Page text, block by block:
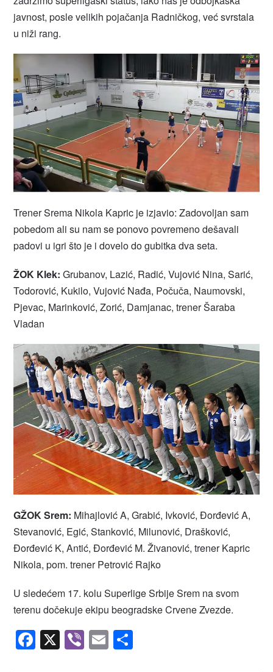
javnost, posle velikih pojačanja Radničkog, već svrstala
u niži rang.
Trener Srema Nikola Kapric je izjavio: Zadovoljan sam
pobedom ali su nam se ponovo povremeno dešavali
padovi u igri što je i dovelo do gubitka dva seta.
ŽOK Klek: Grubanov, Lazić, Radić, Vujović Nina, Sarić,
Todorović, Kukilo, Vujović Nađa, Počuča, Naumovski,
Pjevac, Marinković, Zorić, Damjanac, trener Šaraba
Vladan
GŽOK Srem: Mihajlović A, Grabić, Ivković, Đorđević A,
Stevanović, Egić, Stanković, Milunović, Drašković,
Đorđević K, Antić, Đorđević M. Živanović, trener Kapric
Nikola, pom. trener Petrović Rajko
U sledećem 17. kolu Superlige Srbije Srem na svom
terenu dočekuje ekipu beogradske Crvene Zvezde.
Facebook
X ViberEmail